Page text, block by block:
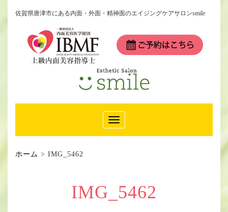
佐賀県唐津市にある内面・外面・精神面のエイジングケアサロンsmile
Toggle
Navigation
ホーム > IMG_5462
IMG_5462